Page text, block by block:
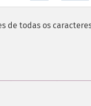
de todas os